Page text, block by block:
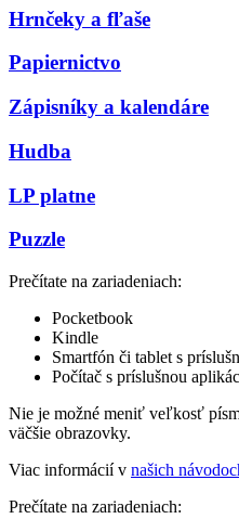
Hrnčeky a fľaše
Papiernictvo
Zápisníky a kalendáre
Hudba
LP platne
Puzzle
Prečítate na zariadeniach:
Pocketbook
Kindle
Smartfón či tablet s
Počítač s príslušnou
Nie je možné meniť veľkosť
väčšie obrazovky.
Viac informácií v našich
Prečítate na zariadeniach: